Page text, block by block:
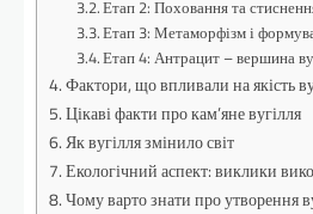
Етап 2: Поховання та
Етап 3: Метаморфізм і
Етап 4: Антрацит – вершина
Фактори, що впливали на якість
Цікаві факти про кам’яне вугілля
Як вугілля змінило світ
Екологічний аспект: виклики
Чому варто знати про утворення